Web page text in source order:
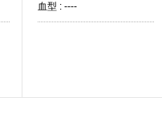
血型 : ----